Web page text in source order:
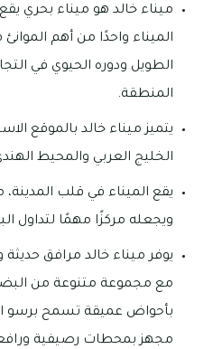
ميناء خالد هو ميناء بحري
الميناء واحدًا من أهم
الطويل ودوره الحيوي في
المنطقة.
يتميز ميناء خالد بالموقع
الخليج العربي والمحيط
يقع الميناء في قلب
ويجعله مركزًا مهمًا لتداول
يوفر ميناء خالد مرافق
مع مجموعة متنوعة من
بأحواض عميقة تسمح برسو
مجهز بمحطات رصيفية